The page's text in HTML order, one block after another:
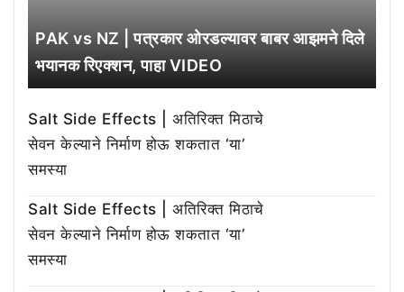
PAK vs NZ | पत्रकार ओरडल्यावर बाबर आझमने दिले
भयानक रिएक्शन, पाहा VIDEO
Salt Side Effects | अतिरिक्त मिठाचे
सेवन केल्याने निर्माण होऊ शकतात ‘या’
समस्या
Salt Side Effects | अतिरिक्त मिठाचे
सेवन केल्याने निर्माण होऊ शकतात ‘या’
समस्या